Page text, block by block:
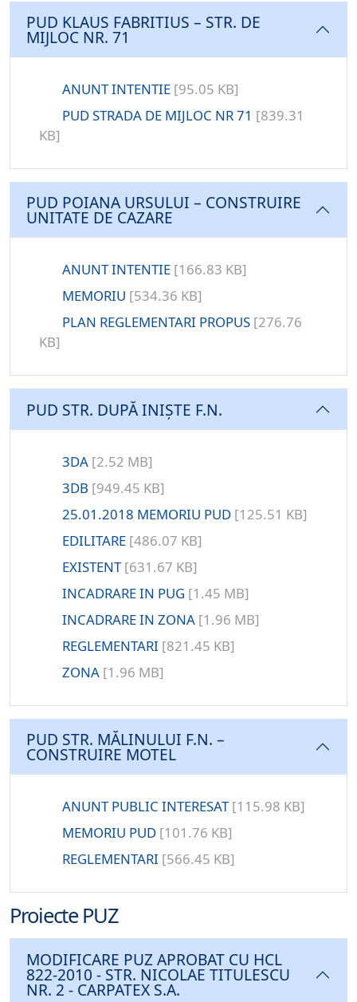
PUD KLAUS FABRITIUS – STR. DE
MIJLOC NR. 71
ANUNT INTENTIE [95.05 KB]
PUD STRADA DE MIJLOC NR 71 [839.31
KB]
PUD POIANA URSULUI – CONSTRUIRE
UNITATE DE CAZARE
ANUNT INTENTIE [166.83 KB]
MEMORIU [534.36 KB]
PLAN REGLEMENTARI PROPUS [276.76
KB]
PUD STR. DUPĂ INIȘTE F.N.
3DA [2.52 MB]
3DB [949.45 KB]
25.01.2018 MEMORIU PUD [125.51 KB]
EDILITARE [486.07 KB]
EXISTENT[631.67 KB]
INCADRARE IN PUG [1.45 MB]
INCADRARE IN ZONA [1.96 MB]
REGLEMENTARI [821.45 KB]
ZONA [1.96 MB]
PUD STR. MĂLINULUI F.N. –
CONSTRUIRE MOTEL
ANUNT PUBLIC INTERESAT[115.98 KB]
MEMORIU PUD [101.76 KB]
REGLEMENTARI [566.45 KB]
Proiecte PUZ
MODIFICARE PUZ APROBAT CU HCL
822-2010 - STR. NICOLAE TITULESCU
NR. 2 - CARPATEX S.A.